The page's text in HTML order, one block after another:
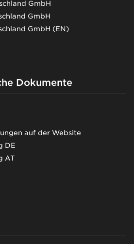
GmbH
GmbH
GmbH (EN)
Dokumente
auf der Website
DE
AT